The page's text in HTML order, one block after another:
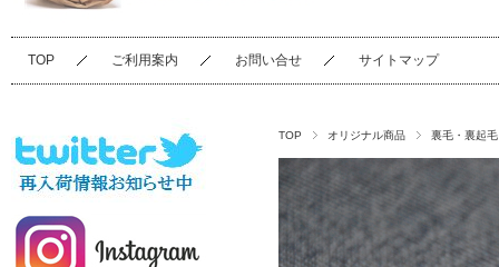
TOP ご利用案内 お問い合せ サイトマップ
TOP オリジナル商品 裏毛・裏起毛